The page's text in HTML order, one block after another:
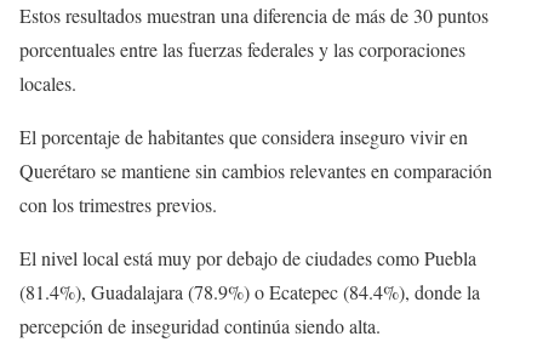
Estos resultados muestran una diferencia de más de 30 puntos
porcentuales entre las fuerzas federales y las corporaciones
locales.
El porcentaje de habitantes que considera inseguro vivir en
Querétaro se mantiene sin cambios relevantes en comparación
con los trimestres previos.
El nivel local está muy por debajo de ciudades como Puebla
(81.4%), Guadalajara (78.9%) o Ecatepec (84.4%), donde la
percepción de inseguridad continúa siendo alta.